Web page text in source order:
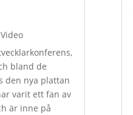
Video
bland de
den nya plattan
varit ett fan av
är inne på